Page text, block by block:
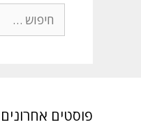
פוסטים אחרונים